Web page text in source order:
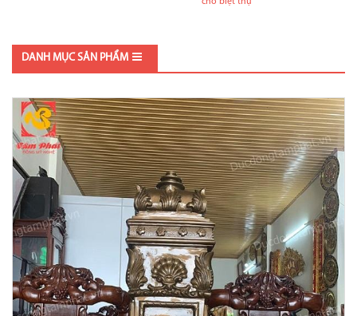
DANH MỤC SẢN PHẨM